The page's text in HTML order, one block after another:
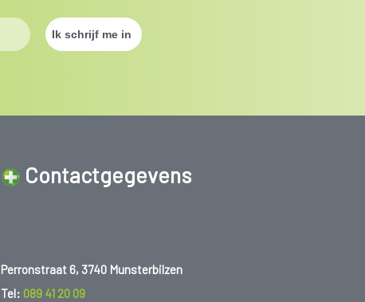
Contactgegevens
Perronstraat 6, 3740 Munsterbilzen
Tel: 089 41 20 09